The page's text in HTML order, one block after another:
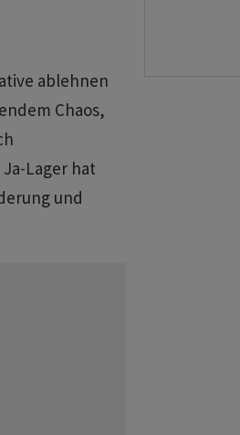
ablehnen
Chaos,
Lager hat
und